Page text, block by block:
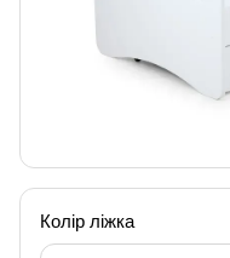
Колір ліжка